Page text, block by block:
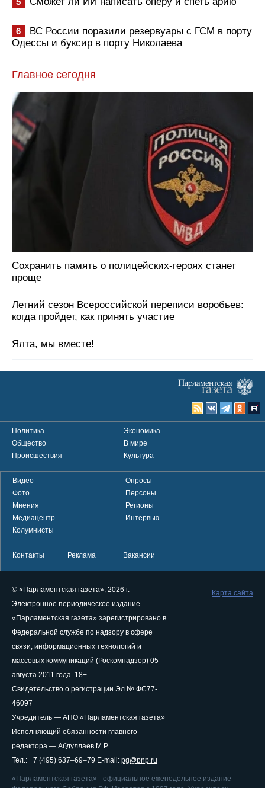
6
ВС России поразили резервуары с ГСМ в порту
Одессы и буксир в порту Николаева
Главное сегодня
Сохранить память о полицейских-героях станет
проще
Летний сезон Всероссийской переписи воробьев:
когда пройдет, как принять участие
Ялта, мы вместе!
Политика
Экономика
Общество
В мире
Происшествия
Культура
Видео
Опросы
Фото
Персоны
Мнения
Регионы
Медиацентр
Интервью
Колумнисты
Контакты Реклама Вакансии
© «Парламентская газета», 2026 г.
Электронное периодическое издание
«Парламентская газета» зарегистрировано в
Федеральной службе по надзору в сфере
связи, информационных технологий и
массовых коммуникаций (Роскомнадзор) 05
августа 2011 года. 18+
Свидетельство о регистрации Эл № ФС77-
46097
Учредитель — АНО «Парламентская газета»
Исполняющий обязанности главного
редактора — Абдуллаев М.Р.
Тел.: +7 (495) 637–69–79 E-mail: pg@pnp.ru
«Парламентская газета» - официальное еженедельное издание
Карта сайта